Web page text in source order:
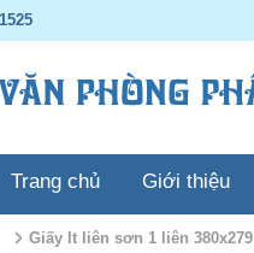
Trang chủ Giới thiệu
giấy lt liên sơn 1 liên 380x279